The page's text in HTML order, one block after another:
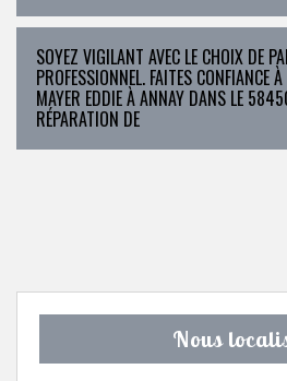
SOYEZ VIGILANT AVEC LE CHOIX DE
PROFESSIONNEL. FAITES CONFIANCE
MAYER EDDIE À ANNAY DANS LE
RÉPARATION DE
Nous